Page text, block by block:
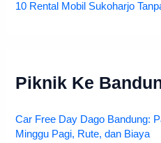
10 Rental Mobil Sukoharjo
Piknik Ke
Car Free Day Dago Bandung:
Minggu Pagi, Rute, dan Biaya